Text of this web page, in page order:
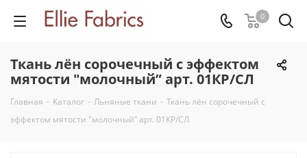
0
Ткань лён сорочечный с эффектом
мятости "молочный” арт. 01КР/СЛ
Главная - Каталог - Льняные ткани - Ткань лён сорочечный с
эффектом мятости "молочный” арт. 01КР/СЛ